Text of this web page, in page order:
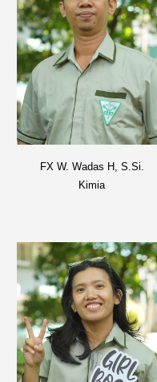
FX W. Wadas H, S.Si.
Kimia